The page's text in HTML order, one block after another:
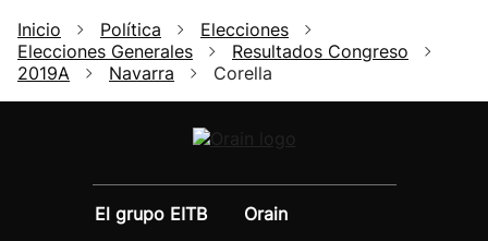
Inicio Política
Elecciones
Elecciones Generales
Resultados Congreso
2019A
Navarra Corella
El grupo EITB
Orain